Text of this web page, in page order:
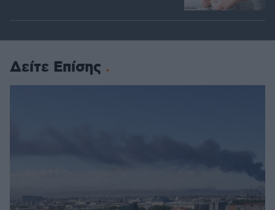
Δείτε Επίσης